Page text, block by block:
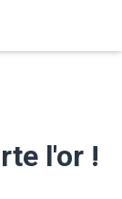
l'or !